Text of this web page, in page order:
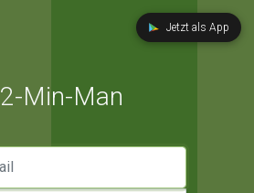
Jetzt als App
2-Min-Man